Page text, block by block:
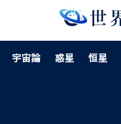
宇宙論 惑星 恒星